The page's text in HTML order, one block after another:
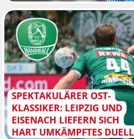
SPEKTAKULÄRER OST-
KLASSIKER: LEIPZIG UND
EISENACH LIEFERN SICH
HART UMKÄMPFTES DUELL